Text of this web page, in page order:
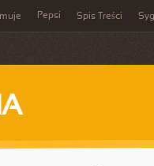
Pepsi Spis Treści